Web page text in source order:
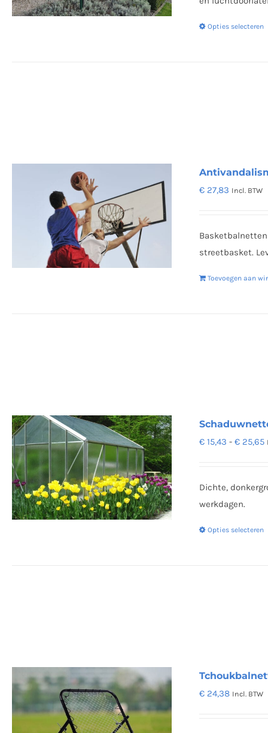
Opties selecteren
€ 27,83 Incl. BTW
streetbasket.
Toevoegen aan
€ 15,43 - € 25,65
Dichte,
werkdagen.
Opties selecteren
€ 24,38 Incl. BTW